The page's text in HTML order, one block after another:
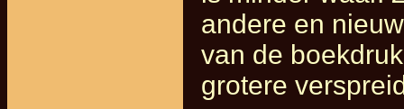
andere en
van de
grotere